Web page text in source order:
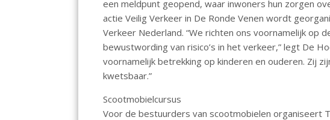
o
k
p
p
een meldpunt geopend, waar inwoners hun zorgen
actie Veilig Verkeer in De Ronde Venen wordt
Verkeer Nederland. “We richten ons voornamelijk op
bewustwording van risico’s in het verkeer,” legt De
voornamelijk betrekking op kinderen en ouderen. Zij
kwetsbaar.”
Scootmobielcursus
Voor de bestuurders van scootmobielen organiseert